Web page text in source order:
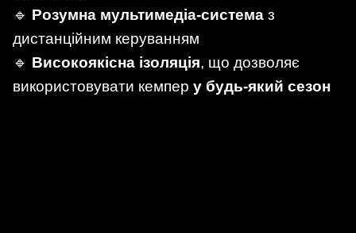
🔹 Розумна мультимедіа-система з
дистанційним керуванням
🔹 Високоякісна ізоляція, що дозволяє
використовувати кемпер у будь-який сезон